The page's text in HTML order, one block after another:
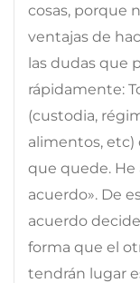
cosas, porque
ventajas de
las dudas que
rápidamente:
(custodia,
alimentos, etc)
que quede.
acuerdo». De
acuerdo
forma que el
tendrán lugar